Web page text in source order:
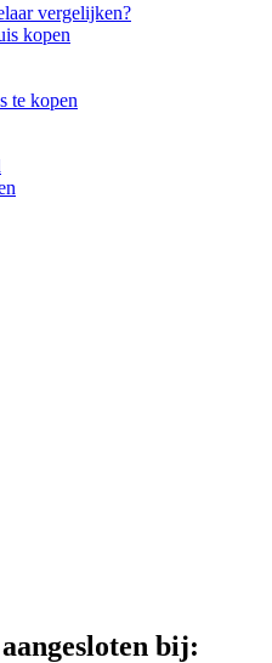
vergelijken?
kopen
te kopen
bij: